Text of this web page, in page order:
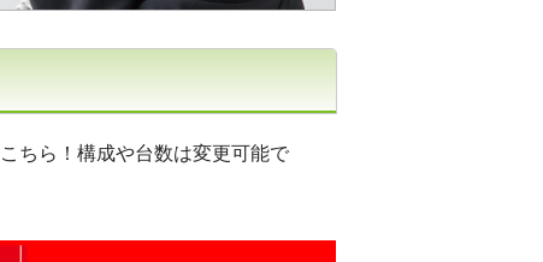
ちら！構成や台数は変更可能で